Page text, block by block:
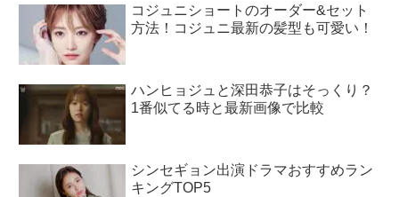
コジュニショートのオーダー&セット
方法！コジュニ最新の髪型も可愛い！
ハンヒョジュと深田恭子はそっくり？
1番似てる時と最新画像で比較
シンセギョン出演ドラマおすすめラン
キングTOP5